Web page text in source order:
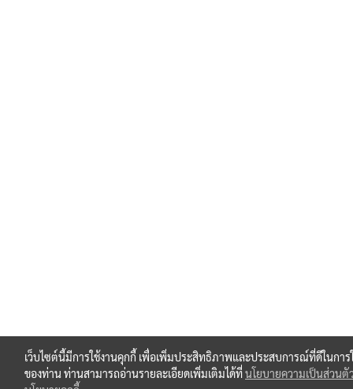
เว็บไซต์นี้มีการใช้งานคุกกี้ เพื่อเพิ่มประสิทธิภาพและประสบการณ์ที่ดีในการ
ของท่าน ท่านสามารถอ่านรายละเอียดเพิ่มเติมได้ที่นโยบายความเป็นส่วนตั